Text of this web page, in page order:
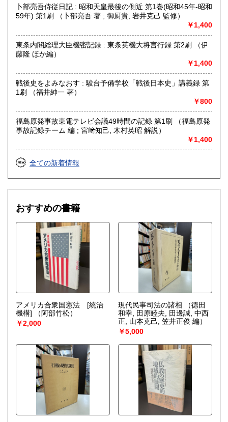
-
総記、哲学宗教、歴史、社会科学、自然科学、美術工芸、国
語国文、外国文学、古典籍、近代文献、趣味、外国書、古書
卜部亮吾侍従日記 : 昭和天皇最後の側近 第1巻(昭和45年-昭和
59年) 第1刷 （卜部亮吾 著 ; 御厨貴, 岩井克己 監修）
￥1,400
東条内閣総理大臣機密記録 : 東条英機大将言行録 第2刷 （伊
藤隆 ほか編）
￥1,400
戦後史をよみなおす : 駿台予備学校「戦後日本史」講義録 第
1刷 （福井紳一 著）
￥800
福島原発事故東電テレビ会議49時間の記録 第1刷 （福島原発
事故記録チーム 編 ; 宮﨑知己, 木村英昭 解説）
￥1,400
全ての新着情報
おすすめの書籍
アメリカ合衆国憲法 [統治
機構]
（阿部竹松）
￥2,000
現代民事司法の諸相
（徳田
和幸, 田原睦夫, 田邊誠, 中西
正, 山本克己, 笠井正俊 編）
￥5,000